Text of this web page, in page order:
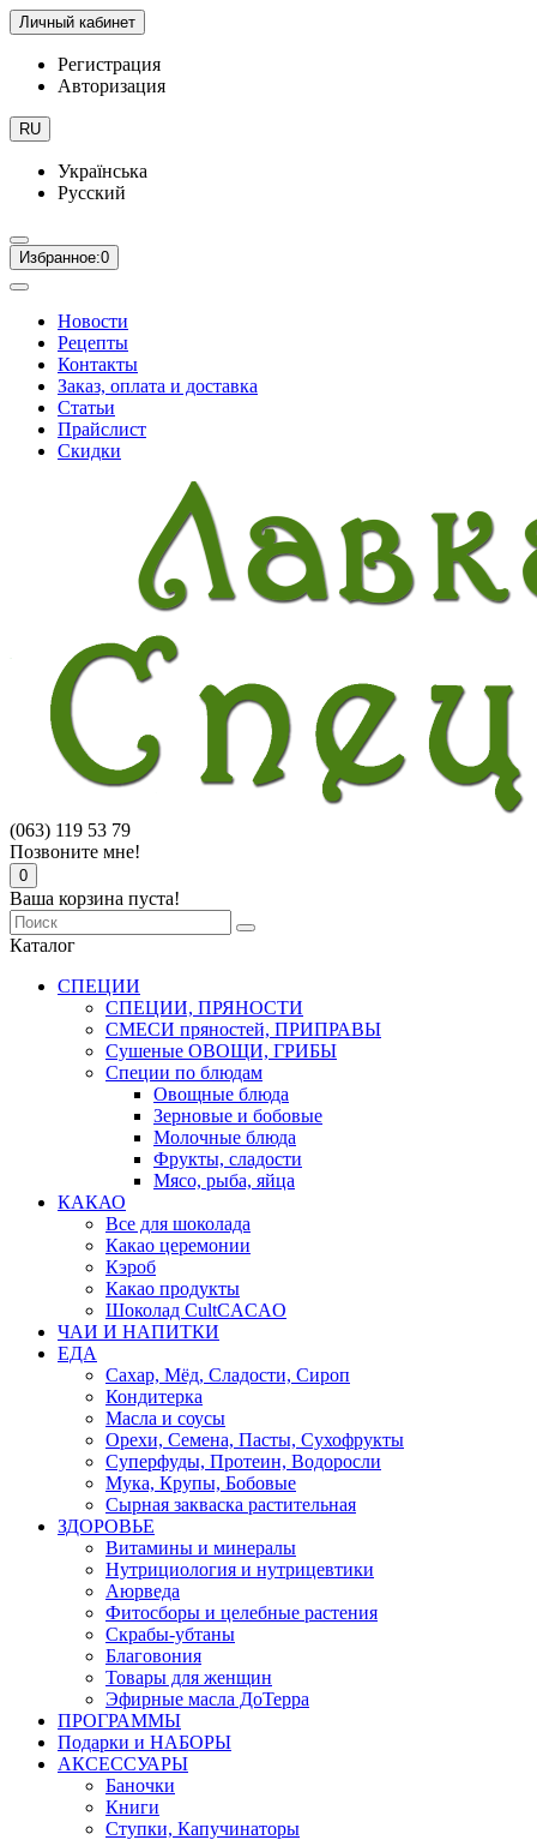
Личный кабинет
Регистрация
Авторизация
RU
Українська
Русский
Избранное:0
Новости
Рецепты
Контакты
Заказ, оплата и доставка
Статьи
Прайслист
Скидки
(063) 119 53 79
Позвоните мне!
0
Ваша корзина пуста!
Каталог
СПЕЦИИ
СПЕЦИИ, ПРЯНОСТИ
СМЕСИ пряностей, ПРИПРАВЫ
Сушеные ОВОЩИ, ГРИБЫ
Специи по блюдам
Овощные блюда
Зерновые и бобовые
Молочные блюда
Фрукты, сладости
Мясо, рыба, яйца
КАКАО
Все для шоколада
Какао церемонии
Кэроб
Какао продукты
Шоколад CultCACAO
ЧАИ И НАПИТКИ
ЕДА
Сахар, Мёд, Сладости, Сироп
Кондитерка
Масла и соусы
Орехи, Семена, Пасты, Сухофрукты
Суперфуды, Протеин, Водоросли
Мука, Крупы, Бобовые
Сырная закваска растительная
ЗДОРОВЬЕ
Витамины и минералы
Нутрициология и нутрицевтики
Аюрведа
Фитосборы и целебные растения
Скрабы-убтаны
Благовония
Товары для женщин
Эфирные масла ДоТерра
ПРОГРАММЫ
Подарки и НАБОРЫ
АКСЕССУАРЫ
Баночки
Книги
Ступки, Капучинаторы